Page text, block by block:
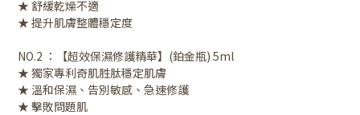
★ 舒緩乾燥不適
★ 提升肌膚整體穩定度
NO.2 ：【超效保濕修護精華】(鉑金瓶) 5ml
★ 獨家專利奇肌胜肽穩定肌膚
★ 溫和保濕、告別敏感、急速修護
★ 擊敗問題肌